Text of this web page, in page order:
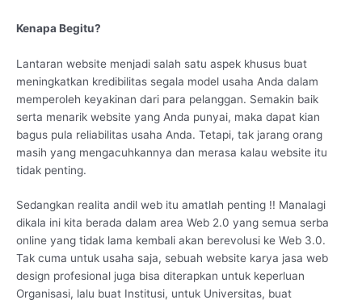
Kenapa Begitu?
Lantaran website menjadi salah satu aspek khusus buat
meningkatkan kredibilitas segala model usaha Anda dalam
memperoleh keyakinan dari para pelanggan. Semakin baik
serta menarik website yang Anda punyai, maka dapat kian
bagus pula reliabilitas usaha Anda. Tetapi, tak jarang orang
masih yang mengacuhkannya dan merasa kalau website itu
tidak penting.
Sedangkan realita andil web itu amatlah penting !! Manalagi
dikala ini kita berada dalam area Web 2.0 yang semua serba
online yang tidak lama kembali akan berevolusi ke Web 3.0.
Tak cuma untuk usaha saja, sebuah website karya jasa web
design profesional juga bisa diterapkan untuk keperluan
Organisasi, lalu buat Institusi, untuk Universitas, buat